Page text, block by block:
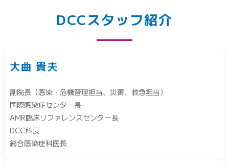
DCCスタッフ紹介
大曲 貴夫
副院長（感染・危機管理担当、災害、救急担当）
国際感染症センター長
AMR臨床リファレンスセンター長
DCC科長
総合感染症科医長